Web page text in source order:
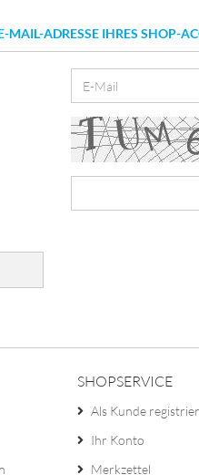
MAIL-ADRESSE IHRES SHOP-
SHOPSERVICE
Als Kunde
Ihr Konto
Merkzettel